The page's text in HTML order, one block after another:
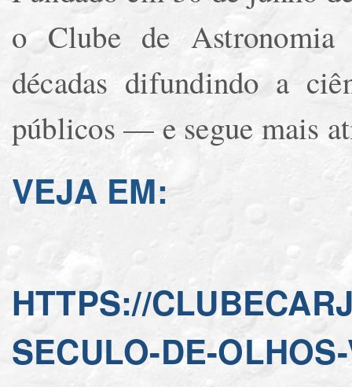
o Clube de Astronomia
décadas difundindo a
públicos — e segue mais
VEJA EM:
HTTPS://
SECULO-DE-